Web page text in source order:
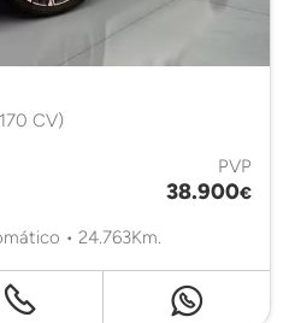
CV)
PVP
38.900€
• 24.763Km.